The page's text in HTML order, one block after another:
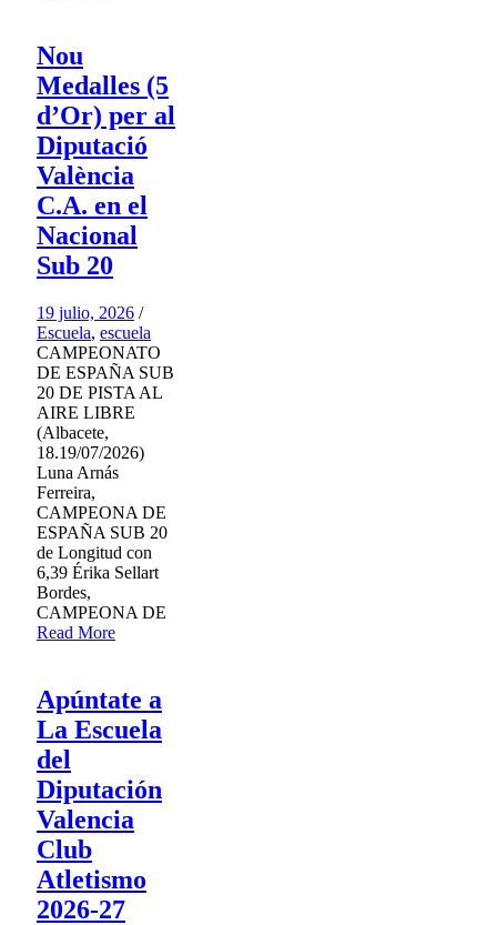
Nou
Medalles (5
d’Or) per al
Diputació
València
C.A. en el
Nacional
Sub 20
19 julio, 2026 /
Escuela, escuela
CAMPEONATO
DE ESPAÑA SUB
20 DE PISTA AL
AIRE LIBRE
(Albacete,
18.19/07/2026)
Luna Arnás
Ferreira,
CAMPEONA DE
ESPAÑA SUB 20
de Longitud con
6,39 Érika Sellart
Bordes,
CAMPEONA DE
Read More
Apúntate a
La Escuela
del
Diputación
Valencia
Club
Atletismo
2026-27